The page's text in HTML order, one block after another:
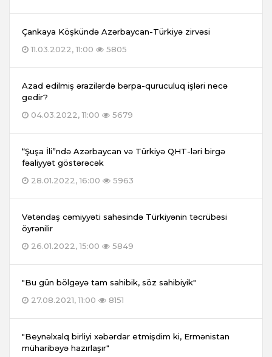
Çankaya Köşkündə Azərbaycan-Türkiyə zirvəsi
11.03.2022, 11:00
5805
Azad edilmiş ərazilərdə bərpa-quruculuq işləri necə
gedir?
04.03.2022, 11:00
5679
“Şuşa İli”ndə Azərbaycan və Türkiyə QHT-ləri birgə
fəaliyyət göstərəcək
28.01.2022, 16:00
5963
Vətəndaş cəmiyyəti sahəsində Türkiyənin təcrübəsi
öyrənilir
26.01.2022, 15:00
5849
"Bu gün bölgəyə tam sahibik, söz sahibiyik"
27.08.2021, 11:00
8151
"Beynəlxalq birliyi xəbərdar etmişdim ki, Ermənistan
müharibəyə hazırlaşır"